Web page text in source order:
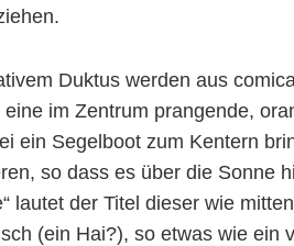
Duktus werden aus
im Zentrum prangende,
ein Segelboot zum Kentern
so dass es über die Sonne
lautet der Titel dieser wie
(ein Hai?), so etwas wie ein